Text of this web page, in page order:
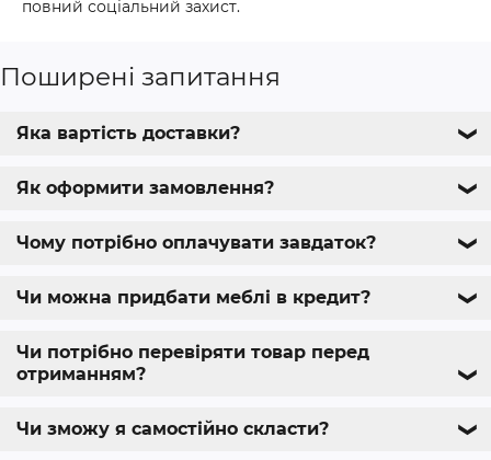
повний соціальний захист.
Поширені запитання
Яка вартість доставки? ❯
Як оформити замовлення? ❯
Чому потрібно оплачувати завдаток? ❯
Чи можна придбати меблі в кредит? ❯
Чи потрібно перевіряти товар перед
отриманням?
❯
Чи зможу я самостійно скласти? ❯